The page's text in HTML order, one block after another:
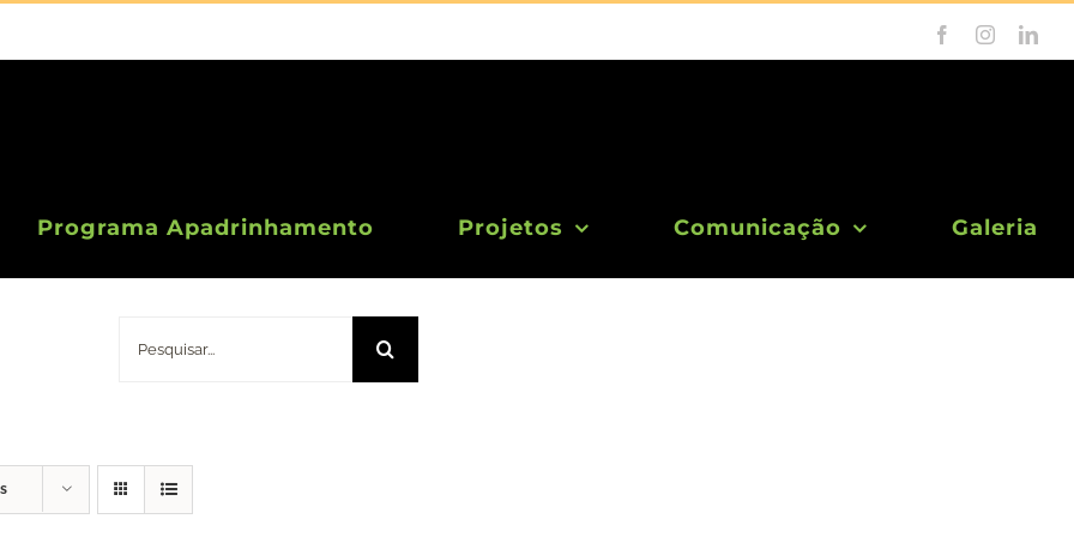
FacebookInstagram
Programa Apadrinhamento Projetos Comunicação Galeria